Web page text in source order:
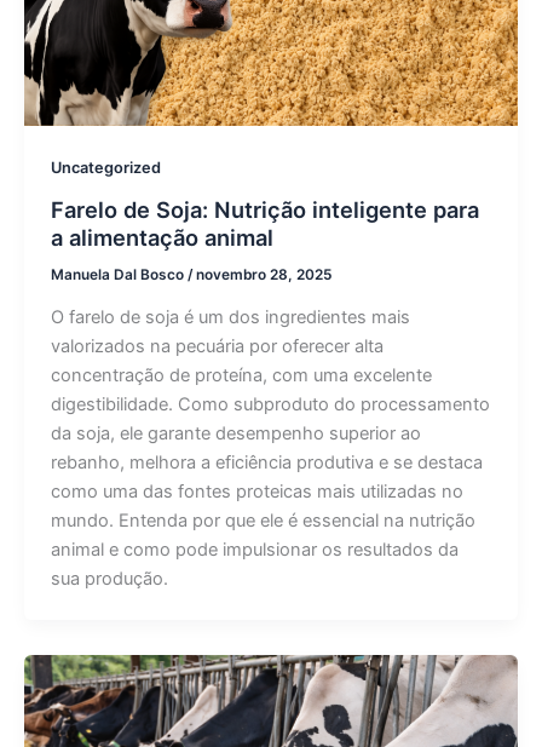
Uncategorized
Farelo de Soja: Nutrição inteligente para
a alimentação animal
Manuela Dal Bosco /novembro 28, 2025
O farelo de soja é um dos ingredientes mais
valorizados na pecuária por oferecer alta
concentração de proteína, com uma excelente
digestibilidade. Como subproduto do processamento
da soja, ele garante desempenho superior ao
rebanho, melhora a eficiência produtiva e se destaca
como uma das fontes proteicas mais utilizadas no
mundo. Entenda por que ele é essencial na nutrição
animal e como pode impulsionar os resultados da
sua produção.